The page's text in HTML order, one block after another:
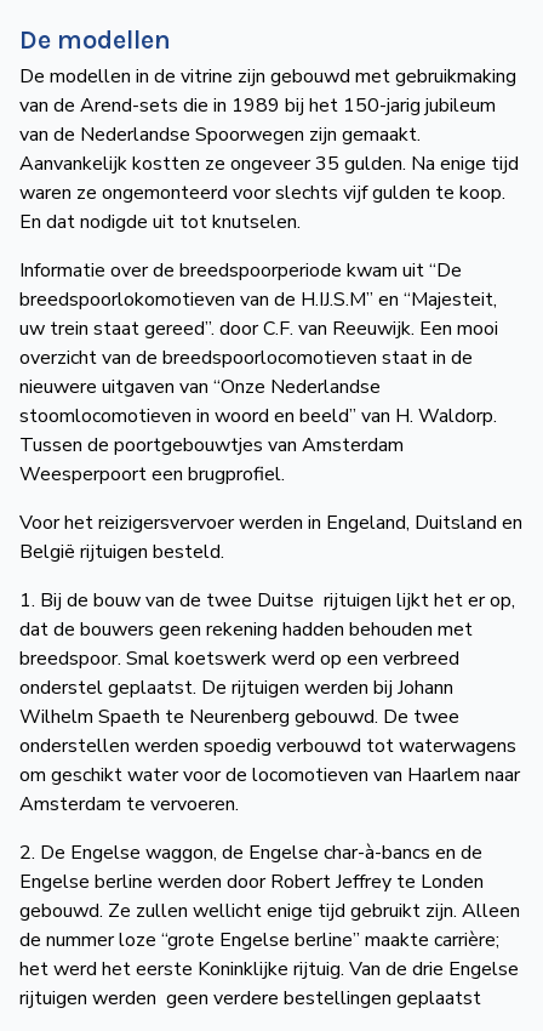
De modellen
De modellen in de vitrine zijn gebouwd met gebruikmaking
van de Arend-sets die in 1989 bij het 150-jarig jubileum
van de Nederlandse Spoorwegen zijn gemaakt.
Aanvankelijk kostten ze ongeveer 35 gulden. Na enige tijd
waren ze ongemonteerd voor slechts vijf gulden te koop.
En dat nodigde uit tot knutselen.
Informatie over de breedspoorperiode kwam uit “De
breedspoorlokomotieven van de H.IJ.S.M” en “Majesteit,
uw trein staat gereed”. door C.F. van Reeuwijk. Een mooi
overzicht van de breedspoorlocomotieven staat in de
nieuwere uitgaven van “Onze Nederlandse
stoomlocomotieven in woord en beeld” van H. Waldorp.
Tussen de poortgebouwtjes van Amsterdam
Weesperpoort een brugprofiel.
Voor het reizigersvervoer werden in Engeland, Duitsland en
België rijtuigen besteld.
1. Bij de bouw van de twee Duitse rijtuigen lijkt het er op,
dat de bouwers geen rekening hadden behouden met
breedspoor. Smal koetswerk werd op een verbreed
onderstel geplaatst. De rijtuigen werden bij Johann
Wilhelm Spaeth te Neurenberg gebouwd. De twee
onderstellen werden spoedig verbouwd tot waterwagens
om geschikt water voor de locomotieven van Haarlem naar
Amsterdam te vervoeren.
2. De Engelse waggon, de Engelse char-à-bancs en de
Engelse berline werden door Robert Jeffrey te Londen
gebouwd. Ze zullen wellicht enige tijd gebruikt zijn. Alleen
de nummer loze “grote Engelse berline” maakte carrière;
het werd het eerste Koninklijke rijtuig. Van de drie Engelse
rijtuigen werden geen verdere bestellingen geplaatst